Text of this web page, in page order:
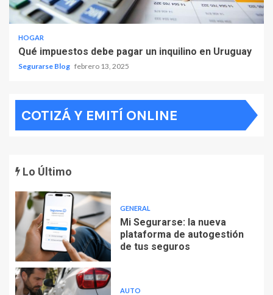
HOGAR
Qué impuestos debe pagar un inquilino en Uruguay
Segurarse Blog febrero 13, 2025
COTIZÁ Y EMITÍ ONLINE
Lo Último
GENERAL
Mi Segurarse: la nueva
plataforma de autogestión
de tus seguros
AUTO